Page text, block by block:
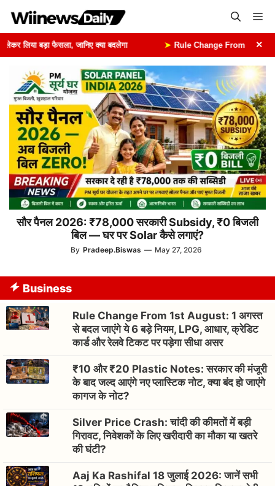
content
लिया बड़ा फैसला, जानिए क्या बदलेगा Rule Change From 1st ×
सौर पैनल 2026: ₹78,000 सरकारी Subsidy, ₹0 बिजली
बिल — घर पर Solar कैसे लगाएं?
By Pradeep.Biswas — May 27, 2026
Business
Rule Change From 1st August: 1 अगस्त
से बदल जाएंगे ये 6 बड़े नियम, LPG, आधार, क्रेडिट
कार्ड और रेलवे टिकट पर पड़ेगा सीधा असर
₹10 और ₹20 Plastic Notes: सरकार की मंजूरी
के बाद जल्द आएंगे नए प्लास्टिक नोट, क्या बंद हो जाएंगे
कागज के नोट?
Silver Price Crash: चांदी की कीमतों में बड़ी
गिरावट, निवेशकों के लिए खरीदारी का मौका या खतरे
की घंटी?
Aaj Ka Rashifal 18 जुलाई 2026: जानें सभी